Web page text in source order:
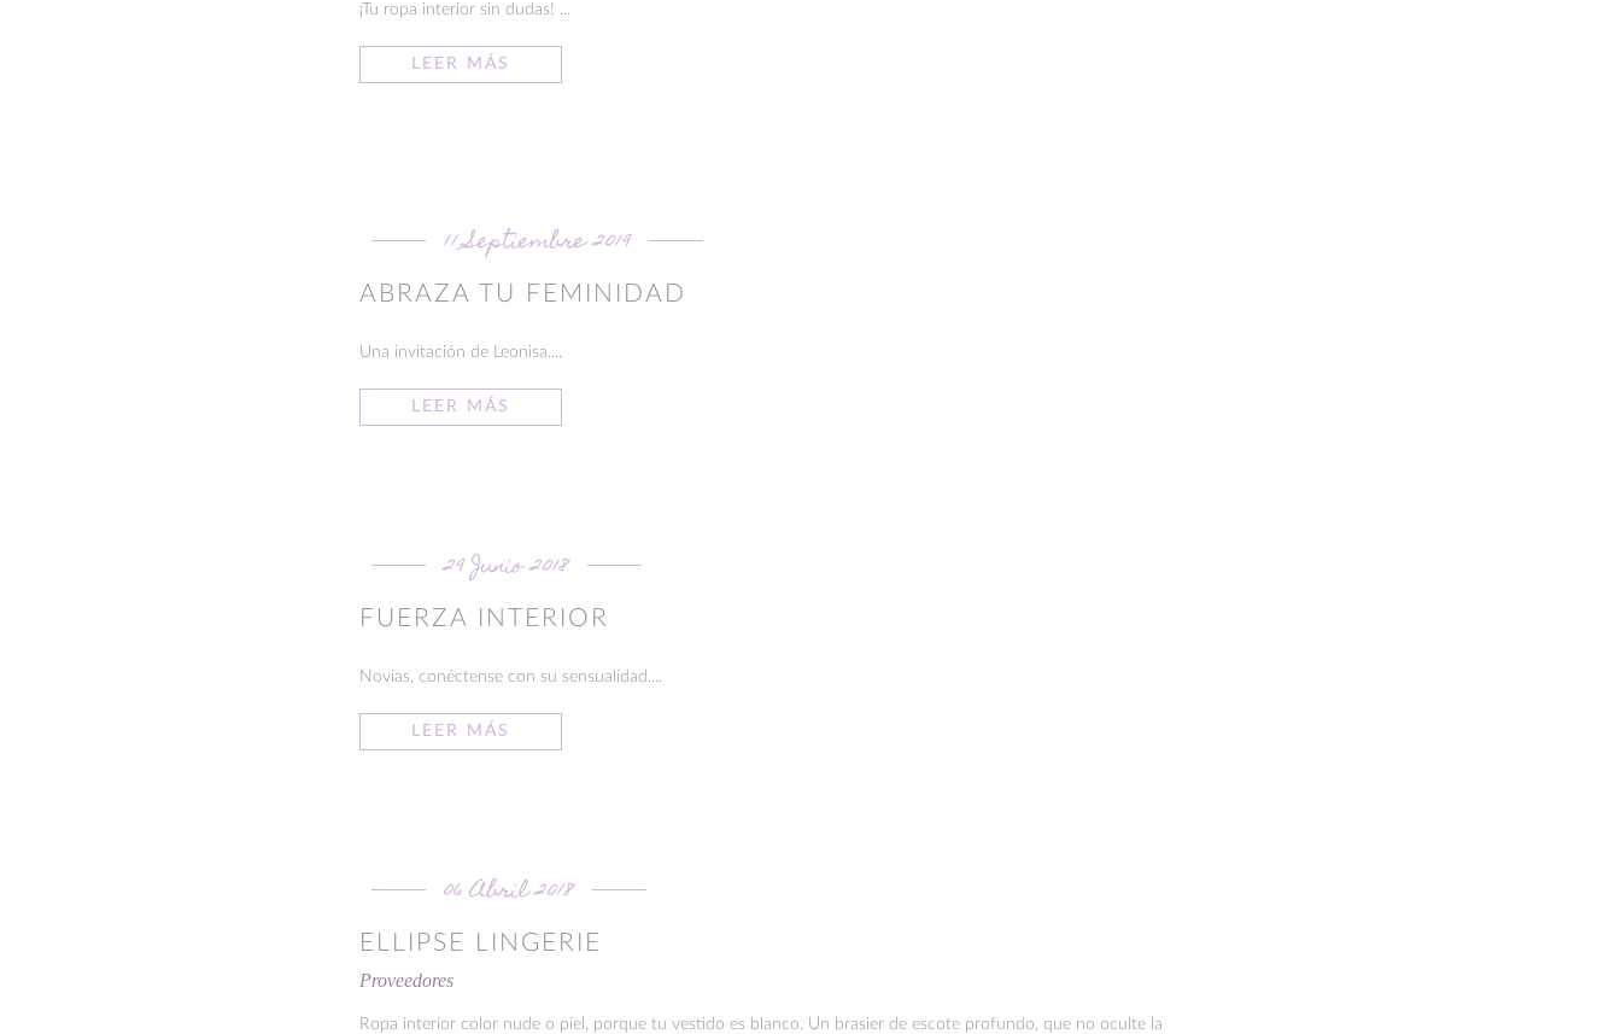
¡Tu ropa interior sin dudas! ...
LEER MÁS
11 Septiembre 2019
ABRAZA TU FEMINIDAD
Una invitación de Leonisa....
LEER MÁS
29 Junio 2018
FUERZA INTERIOR
Novias, conéctense con su sensualidad....
LEER MÁS
06 Abril 2018
ELLIPSE LINGERIE
Proveedores
Ropa interior color nude o piel, porque tu vestido es blanco. Un brasier de escote profundo, que no oculte la